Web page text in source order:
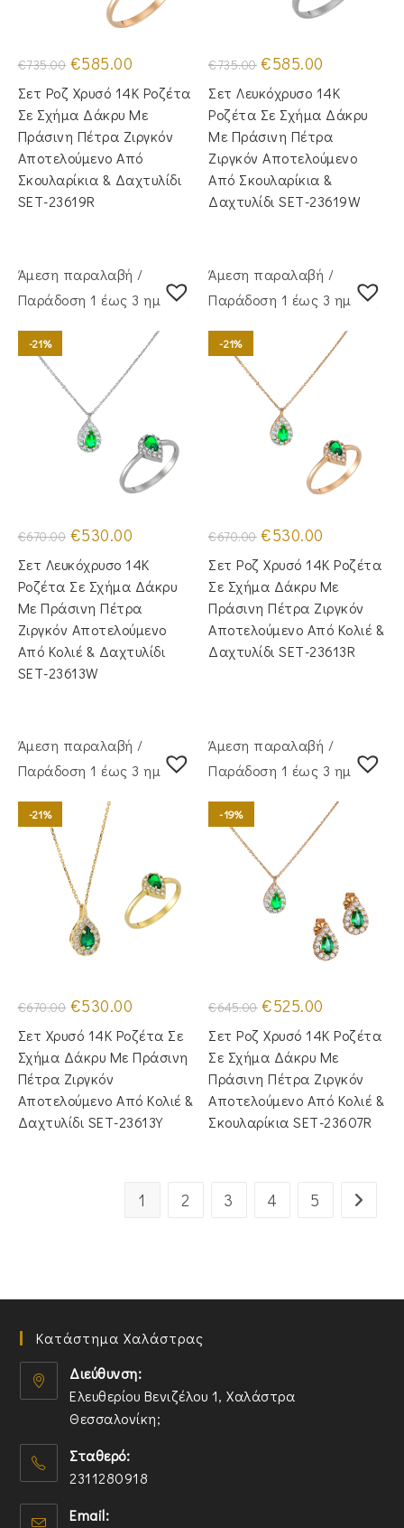
€735.00 Original
price
was:
€735.00.
€585.00
τιμή
είναι:
€585.00.
Σετ Ροζ Χρυσό 14Κ Ροζέτα
Σε Σχήμα Δάκρυ Με
Πράσινη Πέτρα Ζιργκόν
Αποτελούμενο Από
Σκουλαρίκια & Δαχτυλίδι
SET-23619R
€735.00 Original
price
was:
€735.00.
€585.00
τιμή
είναι:
€585.00.
Σετ Λευκόχρυσο 14Κ
Ροζέτα Σε Σχήμα Δάκρυ
Με Πράσινη Πέτρα
Ζιργκόν Αποτελούμενο
Από Σκουλαρίκια &
Δαχτυλίδι SET-23619W
Άμεση παραλαβή /
Παράδoση 1 έως 3 ημέρες
-21%
€670.00 Original
price
was:
€670.00.
€530.00
τιμή
είναι:
€530.00.
Σετ Λευκόχρυσο 14Κ
Ροζέτα Σε Σχήμα Δάκρυ
Με Πράσινη Πέτρα
Ζιργκόν Αποτελούμενο
Από Κολιέ & Δαχτυλίδι
SET-23613W
Άμεση παραλαβή /
Παράδoση 1 έως 3 ημέρες
-21%
€670.00 Original
price
was:
€670.00.
€530.00
τιμή
είναι:
€530.00.
Σετ Ροζ Χρυσό 14Κ Ροζέτα
Σε Σχήμα Δάκρυ Με
Πράσινη Πέτρα Ζιργκόν
Αποτελούμενο Από Κολιέ &
Δαχτυλίδι SET-23613R
Άμεση παραλαβή /
Παράδoση 1 έως 3 ημέρες
-21%
€670.00 Original
price
was:
€670.00.
€530.00
τιμή
είναι:
€530.00.
Σετ Χρυσό 14Κ Ροζέτα Σε
Σχήμα Δάκρυ Με Πράσινη
Πέτρα Ζιργκόν
Αποτελούμενο Από Κολιέ &
Δαχτυλίδι SET-23613Y
Άμεση παραλαβή /
Παράδoση 1 έως 3 ημέρες
-19%
€645.00 Original
price
was:
€645.00.
€525.00
τιμή
είναι:
€525.00.
Σετ Ροζ Χρυσό 14Κ Ροζέτα
Σε Σχήμα Δάκρυ Με
Πράσινη Πέτρα Ζιργκόν
Αποτελούμενο Από Κολιέ &
Σκουλαρίκια SET-23607R
1 2 3 4 5
Κατάστημα Χαλάστρας
Διεύθυνση:
Ελευθερίου Βενιζέλου 1, Χαλάστρα
Θεσσαλονίκη;
p
e
s
Σταθερό:
2311280918
p
Email: